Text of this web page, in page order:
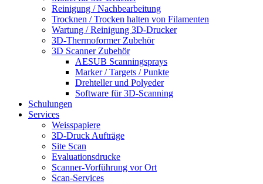
Reinigung / Nachbearbeitung
Trocknen / Trocken halten von Filamenten
Wartung / Reinigung 3D-Drucker
3D-Thermoformer Zubehör
3D Scanner Zubehör
AESUB Scanningsprays
Marker / Targets / Punkte
Drehteller und Polyeder
Software für 3D-Scanning
Schulungen
Services
Weisspapiere
3D-Druck Aufträge
Site Scan
Evaluationsdrucke
Scanner-Vorführung vor Ort
Scan-Services